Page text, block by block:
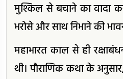
मुश्किल से बचाने का वादा
भरोसे और साथ निभाने की
महाभारत काल से ही
थी। पौराणिक कथा के